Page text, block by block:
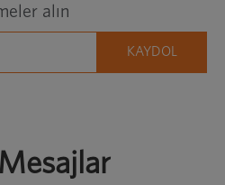
alın
Mesajlar